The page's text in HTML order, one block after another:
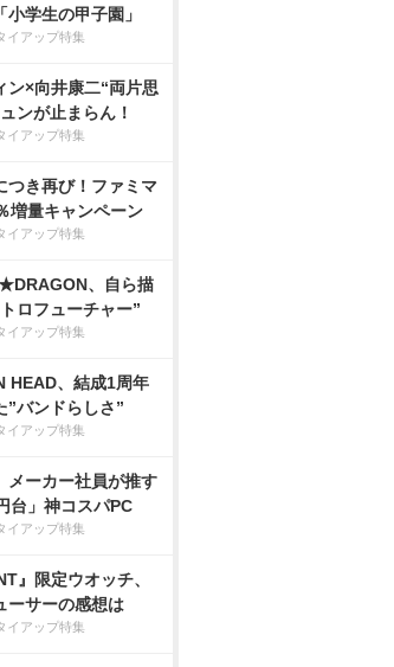
小学生の甲子園」
イアップ特集
ン×向井康二“両片思
ンが止まらん！
イアップ特集
つき再び！ファミマ
増量キャンペーン
イアップ特集
、自ら描
ロフューチャー”
イアップ特集
HEAD、結成1周年
”バンドらしさ”
イアップ特集
メーカー社員が推す
台」神コスパPC
イアップ特集
』限定ウオッチ、
ーサーの感想は
イアップ特集